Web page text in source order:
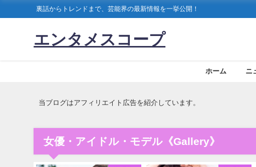
裏話からトレンドまで、芸能界の最新情報を一挙公開！
エンタメスコープ
ホーム ニ
当ブログはアフィリエイト広告を紹介しています。
女優・アイドル・モデル《Gallery》